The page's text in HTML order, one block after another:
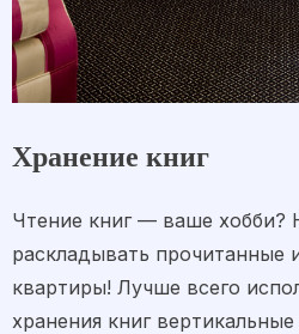
Хранение книг
Чтение книг — ваше хобби?
раскладывать прочитанные
квартиры! Лучше всего
хранения книг